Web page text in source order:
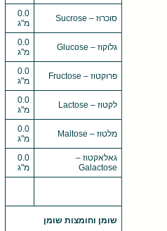
סוכרוז – Sucrose
0.0
מ"ג
גלוקוז – Glucose
0.0
מ"ג
פרוקטוז – Fructose
0.0
מ"ג
לקטוז – Lactose
0.0
מ"ג
מלטוז – Maltose
0.0
מ"ג
גאלאקטוז –
Galactose
0.0
מ"ג
שומן וחומצות שומן